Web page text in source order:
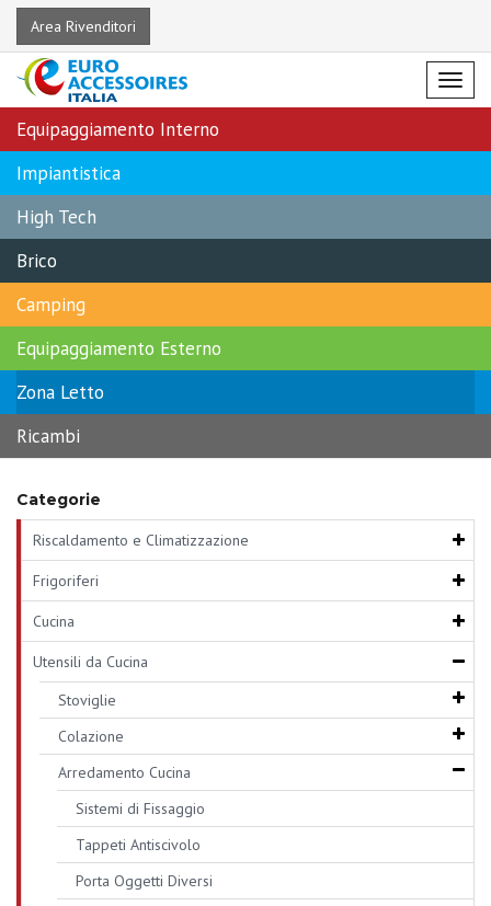
Area Rivenditori
Menu
Equipaggiamento Interno
Impiantistica
High Tech
Brico
Camping
Equipaggiamento Esterno
Zona Letto
Ricambi
Categorie
Riscaldamento e Climatizzazione
Frigoriferi
Cucina
Utensili da Cucina
Stoviglie
Colazione
Arredamento Cucina
Sistemi di Fissaggio
Tappeti Antiscivolo
Porta Oggetti Diversi